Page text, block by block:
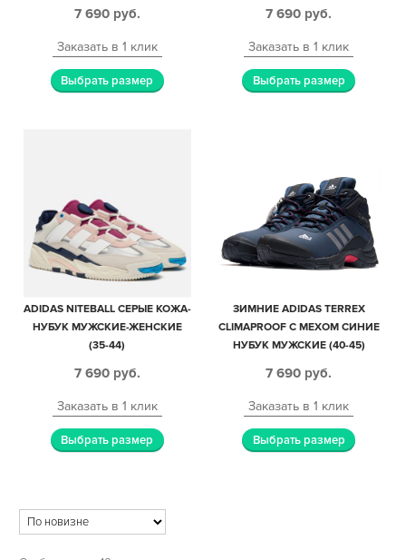
7 690 руб.
Заказать в 1 клик
Выбрать размер
7 690 руб.
Заказать в 1 клик
Выбрать размер
ADIDAS NITEBALL СЕРЫЕ КОЖА-
НУБУК МУЖСКИЕ-ЖЕНСКИЕ
(35-44)
7 690 руб.
Заказать в 1 клик
Выбрать размер
ЗИМНИЕ ADIDAS TERREX
CLIMAPROOF С МЕХОМ СИНИЕ
НУБУК МУЖСКИЕ (40-45)
7 690 руб.
Заказать в 1 клик
Выбрать размер